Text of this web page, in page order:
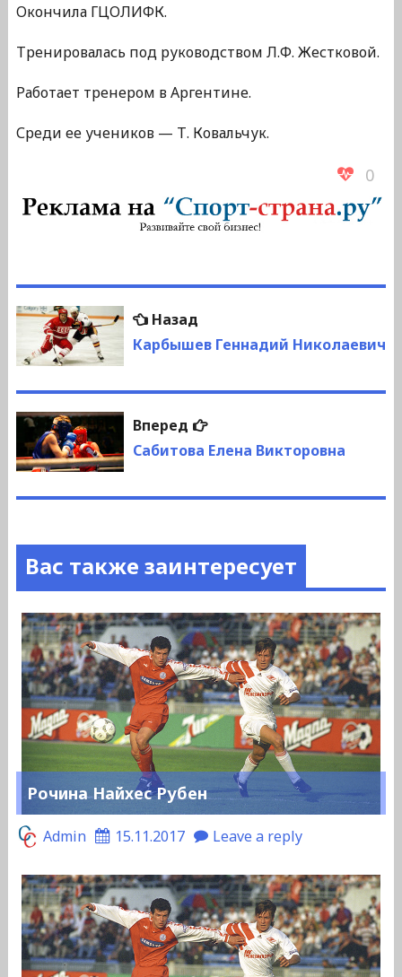
Окончила ГЦОЛИФК.
Тренировалась под руководством Л.Ф. Жестковой.
Работает тренером в Аргентине.
Среди ее учеников — Т. Ковальчук.
0
Навигация
по
записям
НазадПредыдущая
запись:
Карбышев Геннадий Николаевич
Вперед
Следующая
запись:
Сабитова Елена Викторовна
Вас также заинтересует
Рочина Найхес Рубен
Admin 15.11.2017 Leave a reply